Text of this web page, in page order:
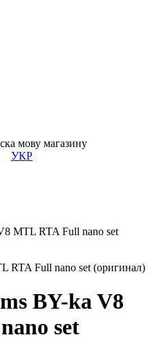
мову магазину
УКР
MTL RTA Full nano set
RTA Full nano set (оригинал)
BY-ka V8
set